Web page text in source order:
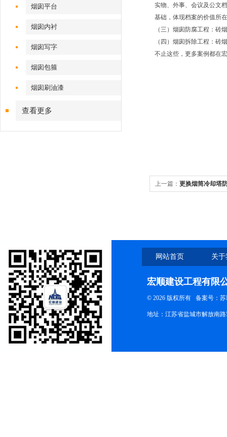
烟囱平台
烟囱内衬
烟囱写字
烟囱包箍
烟囱刷油漆
查看更多
实物、外事、会议及公文
基础，体现档案的价值所在
（三）烟囱防腐工程：砖
（四）烟囱拆除工程：砖
不止这些，更多案例都在
上一篇： 更换烟筒冷却塔
网站首页 关
宏顺建设工程有限
© 2026 版权所有 备案号：苏
地址：江苏省盐城市解放南